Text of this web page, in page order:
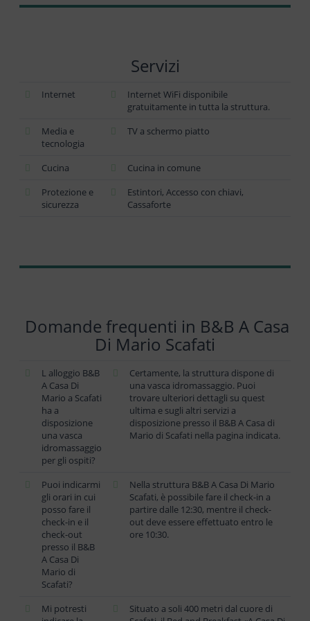
Servizi
Internet
Internet WiFi disponibile
gratuitamente in tutta la struttura.
Media e
tecnologia
TV a schermo piatto
Cucina
Cucina in comune
Protezione e
sicurezza
Estintori, Accesso con chiavi,
Cassaforte
Domande frequenti in B&B A Casa
Di Mario Scafati
L alloggio B&B
A Casa Di
Mario a Scafati
ha a
disposizione
una vasca
idromassaggio
per gli ospiti?
Certamente, la struttura dispone di
una vasca idromassaggio. Puoi
trovare ulteriori dettagli su quest
ultima e sugli altri servizi a
disposizione presso il B&B A Casa di
Mario di Scafati nella pagina indicata.
Puoi indicarmi
gli orari in cui
posso fare il
check-in e il
check-out
presso il B&B
A Casa Di
Mario di
Scafati?
Nella struttura B&B A Casa Di Mario
Scafati, è possibile fare il check-in a
partire dalle 12:30, mentre il check-
out deve essere effettuato entro le
ore 10:30.
Mi potresti
Situato a soli 400 metri dal cuore di